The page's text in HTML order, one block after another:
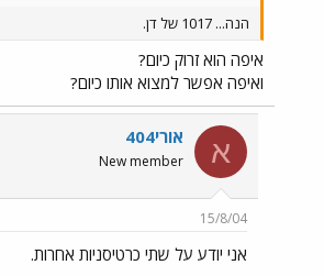
הנה... 1017 של דן.
איפה הוא זרוק כיום?
ואיפה אפשר למצוא אותו כיום?
א אורי404
New member
15/8/04
אני יודע על שתי כרטיסניות אחרות.